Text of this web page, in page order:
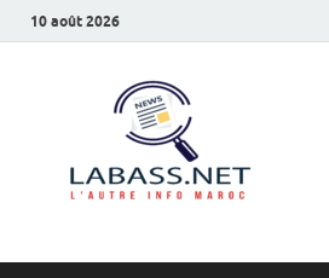
10 août 2026